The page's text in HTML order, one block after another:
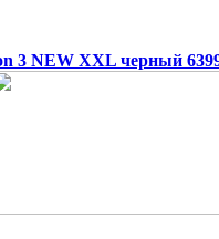
3 NEW XXL черный